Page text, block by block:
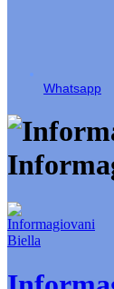
Whatsapp